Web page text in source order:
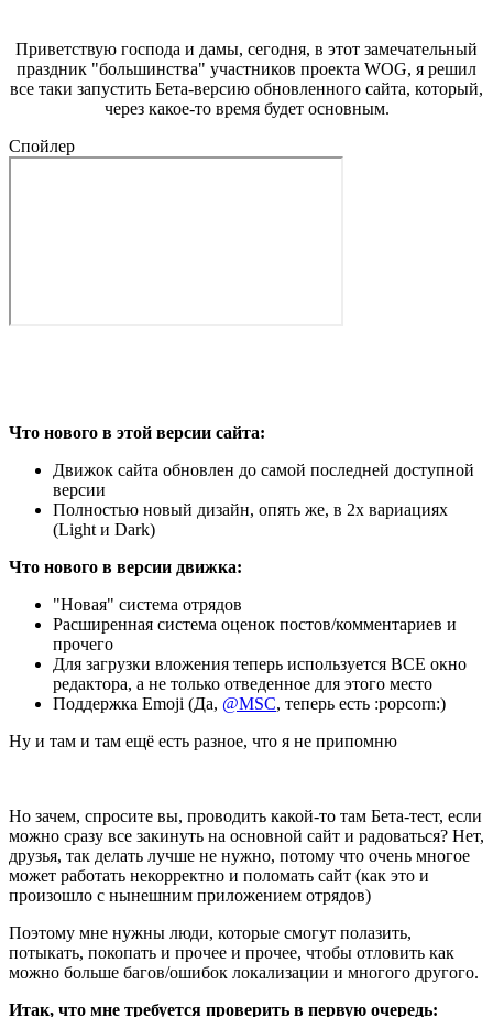
Приветствую господа и дамы, сегодня, в этот замечательный
праздник "большинства" участников проекта WOG, я решил
все таки запустить Бета-версию обновленного сайта, который,
через какое-то время будет основным.
Спойлер
Что нового в этой версии сайта:
Движок сайта обновлен до самой последней доступной
версии
Полностью новый дизайн, опять же, в 2х вариациях
(Light и Dark)
Что нового в версии движка:
"Новая" система отрядов
Расширенная система оценок постов/комментариев и
прочего
Для загрузки вложения теперь используется ВСЕ окно
редактора, а не только отведенное для этого место
Поддержка Emoji (Да, @MSC, теперь есть :popcorn:)
Ну и там и там ещё есть разное, что я не припомню
Но зачем, спросите вы, проводить какой-то там Бета-тест, если
можно сразу все закинуть на основной сайт и радоваться? Нет,
друзья, так делать лучше не нужно, потому что очень многое
может работать некорректно и поломать сайт (как это и
произошло с нынешним приложением отрядов)
Поэтому мне нужны люди, которые смогут полазить,
потыкать, покопать и прочее и прочее, чтобы отловить как
можно больше багов/ошибок локализации и многого другого.
Итак, что мне требуется проверить в первую очередь: